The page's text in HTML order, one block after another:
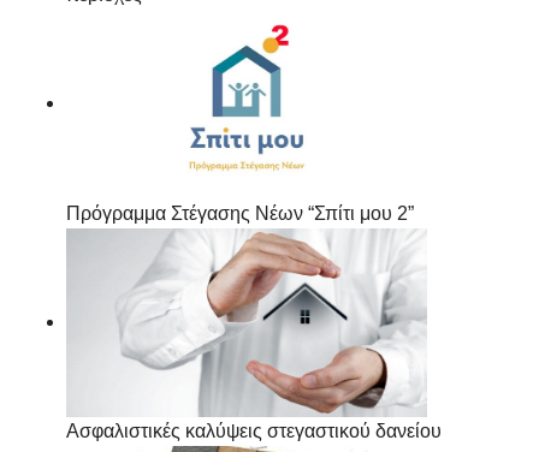
Πρόγραμμα Στέγασης Νέων “Σπίτι μου 2”
Ασφαλιστικές καλύψεις στεγαστικού δανείου